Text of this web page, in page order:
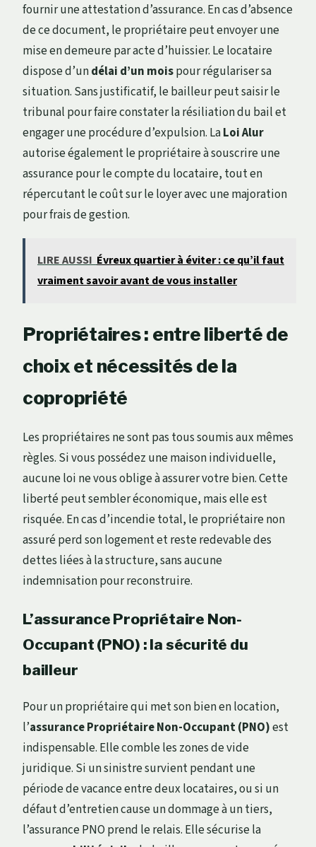
fournir une attestation d’assurance. En cas d’absence
de ce document, le propriétaire peut envoyer une
mise en demeure par acte d’huissier. Le locataire
dispose d’undélai d’un moispour régulariser sa
situation. Sans justificatif, le bailleur peut saisir le
tribunal pour faire constater la résiliation du bail et
engager une procédure d’expulsion. LaLoi Alur
autorise également le propriétaire à souscrire une
assurance pour le compte du locataire, tout en
répercutant le coût sur le loyer avec une majoration
pour frais de gestion.
LIRE AUSSI Évreux quartier à éviter : ce qu’il faut
vraiment savoir avant de vous installer
Propriétaires : entre liberté de
choix et nécessités de la
copropriété
Les propriétaires ne sont pas tous soumis aux mêmes
règles. Si vous possédez une maison individuelle,
aucune loi ne vous oblige à assurer votre bien. Cette
liberté peut sembler économique, mais elle est
risquée. En cas d’incendie total, le propriétaire non
assuré perd son logement et reste redevable des
dettes liées à la structure, sans aucune
indemnisation pour reconstruire.
L’assurance Propriétaire Non-
Occupant (PNO) : la sécurité du
bailleur
Pour un propriétaire qui met son bien en location,
l’assurance Propriétaire Non-Occupant (PNO)est
indispensable. Elle comble les zones de vide
juridique. Si un sinistre survient pendant une
période de vacance entre deux locataires, ou si un
défaut d’entretien cause un dommage à un tiers,
l’assurance PNO prend le relais. Elle sécurise la